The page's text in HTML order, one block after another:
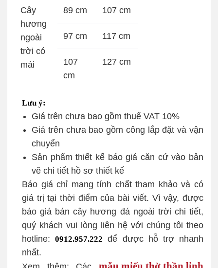
Cây
hương
ngoài
trời có
mái
89 cm 107 cm
97 cm 117 cm
107
cm
127 cm
Lưu ý:
Giá trên chưa bao gồm thuế VAT 10%
Giá trên chưa bao gồm công lắp đặt và vận
chuyển
Sản phẩm thiết kế báo giá căn cứ vào bản
vẽ chi tiết hồ sơ thiết kế
Báo giá chỉ mang tính chất tham khảo và có
giá trị tại thời điểm của bài viết. Vì vậy, được
báo giá bán cây hương đá ngoài trời chi tiết,
quý khách vui lòng liên hệ với chúng tôi theo
hotline:0912.957.222
để được hỗ trợ nhanh
nhất.
mẫu miếu thờ thần linh